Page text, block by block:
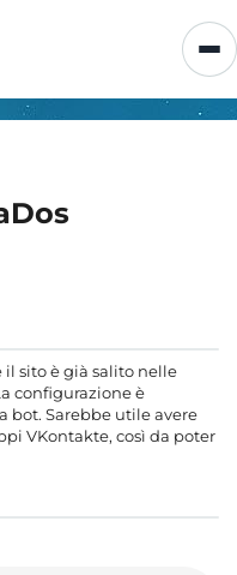
sito è già salito nelle
configurazione è
bot. Sarebbe utile avere
VKontakte, così da poter